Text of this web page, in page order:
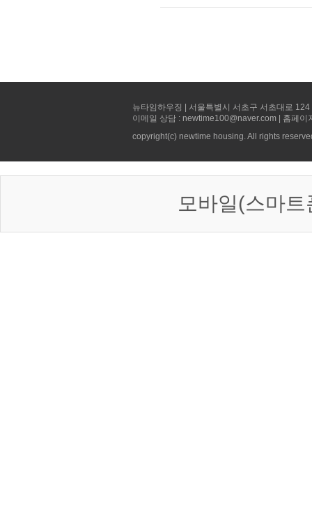
뉴타임하우징 | 서울특별시 서초구 서초대로
이메일 상담 : newtime100@naver.com | 홈페
copyright(c) newtime housing. All rights
모바일(스마